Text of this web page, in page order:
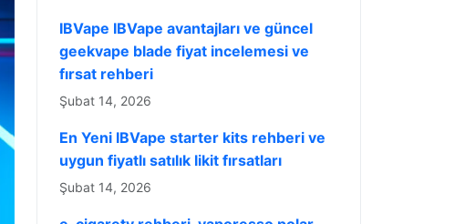
IBVape IBVape avantajları ve güncel
geekvape blade fiyat incelemesi ve
fırsat rehberi
Şubat 14, 2026
En Yeni IBVape starter kits rehberi ve
uygun fiyatlı satılık likit fırsatları
Şubat 14, 2026